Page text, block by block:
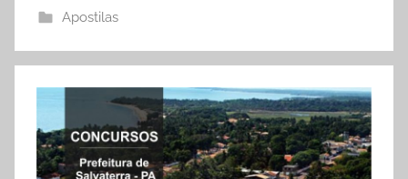
Apostilas